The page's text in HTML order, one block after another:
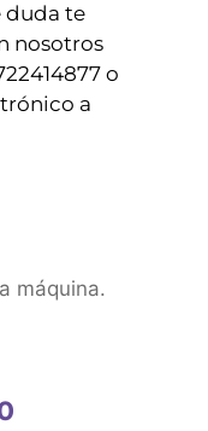
duda te
nosotros
o
a
máquina.